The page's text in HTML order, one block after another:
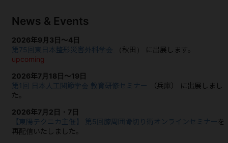
News & Events
2026年9月3日～4日
第75回東日本整形災害外科学会
（秋田）
に出展します。
upcoming
2026年7月18日～19日
第1回 日本人工関節学会 教育研修セミナー
（兵庫）
に出展しまし
た。
2026年7月2日・7日
【東陽テクニカ主催】 第5回膝周囲骨切り術オンラインセミナー を
再配信いたしました。